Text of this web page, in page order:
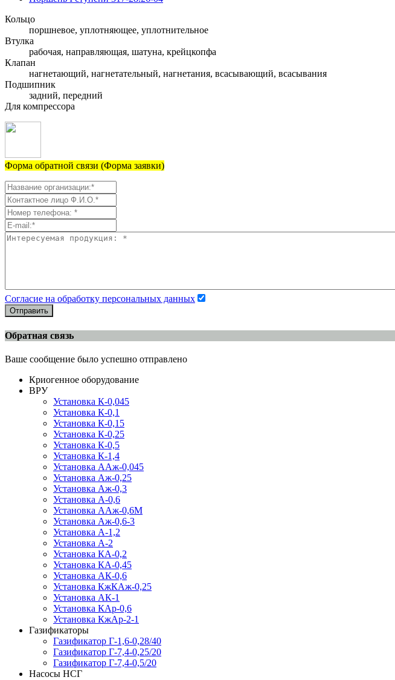
Кольцо
поршневое, уплотняющее, уплотнительное
Втулка
рабочая, направляющая, шатуна, крейцкопфа
Клапан
нагнетающий, нагнетательный, нагнетания, всасывающий, всасывания
Подшипник
задний, передний
Для компрессора
Форма обратной связи (Форма заявки)
Согласие на обработку персональных данных
Отправить
Обратная связь
Ваше сообщение было успешно отправлено
Криогенное оборудование
ВРУ
Установка К-0,045
Установка К-0,1
Установка К-0,15
Установка К-0,25
Установка К-0,5
Установка К-1,4
Установка ААж-0,045
Установка Аж-0,25
Установка Аж-0,3
Установка А-0,6
Установка ААж-0,6М
Установка Аж-0,6-3
Установка А-1,2
Установка А-2
Установка КА-0,2
Установка КА-0,45
Установка АК-0,6
Установка КжКАж-0,25
Установка АК-1
Установка КАр-0,6
Установка КжАр-2-1
Газификаторы
Газификатор Г-1,6-0,28/40
Газификатор Г-7,4-0,25/20
Газификатор Г-7,4-0,5/20
Насосы НСГ